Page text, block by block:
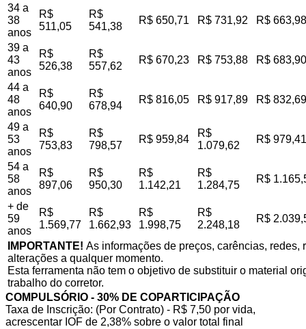
34 a
38
anos
R$
511,05
R$
541,38
R$ 650,71 R$ 731,92 R$ 663,98
39 a
43
anos
R$
526,38
R$
557,62
R$ 670,23 R$ 753,88 R$ 683,90
44 a
48
anos
R$
640,90
R$
678,94
R$ 816,05 R$ 917,89 R$ 832,69
49 a
53
anos
R$
753,83
R$
798,57
R$ 959,84
R$
1.079,62
R$ 979,41
54 a
58
anos
R$
897,06
R$
950,30
R$
1.142,21
R$
1.284,75
R$
+ de
59
anos
R$
1.569,77
R$
1.662,93
R$
1.998,75
R$
2.248,18
R$
IMPORTANTE! As informações de preços, carências,
alterações a qualquer momento.
Esta ferramenta não tem o objetivo de substituir o material
trabalho do corretor.
COMPULSÓRIO - 30% DE COPARTICIPAÇÃO
Taxa de Inscrição: (Por Contrato) - R$ 7,50 por vida,
acrescentar IOF de 2,38% sobre o valor total final